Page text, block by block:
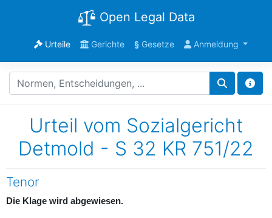
Open Legal Data
Urteile Gerichte §Gesetze Anmeldung
Urteil vom Sozialgericht
Detmold - S 32 KR 751/22
Tenor
Die Klage wird abgewiesen.